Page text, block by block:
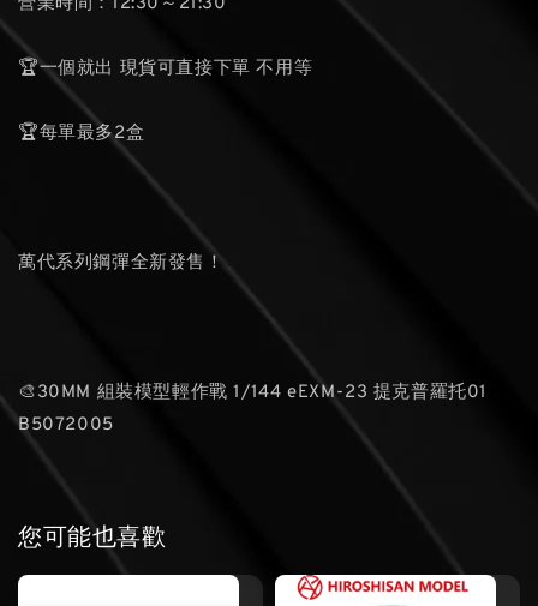
🏆一個就出 現貨可直接下單 不用等
🏆每單最多2盒
萬代系列鋼彈全新發售！
🎨30MM 組裝模型輕作戰 1/144 eEXM-23 提克普羅托01
B5072005
您可能也喜歡